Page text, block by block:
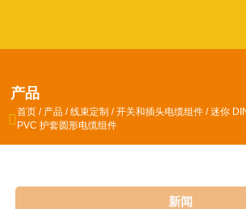
产品
 首页 / 产品 /线束定制 /开关和插头电缆组件 /迷你
PVC 护套圆形电缆组件
新闻